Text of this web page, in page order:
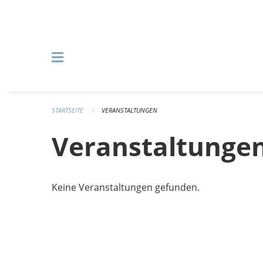
STARTSEITE VERANSTALTUNGEN
Keine Veranstaltungen gefunden.